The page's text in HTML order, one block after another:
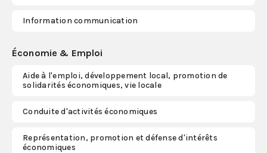
Information communication
Économie & Emploi
Aide à l'emploi, développement local, promotion de
solidarités économiques, vie locale
Conduite d'activités économiques
Représentation, promotion et défense d'intérêts
économiques